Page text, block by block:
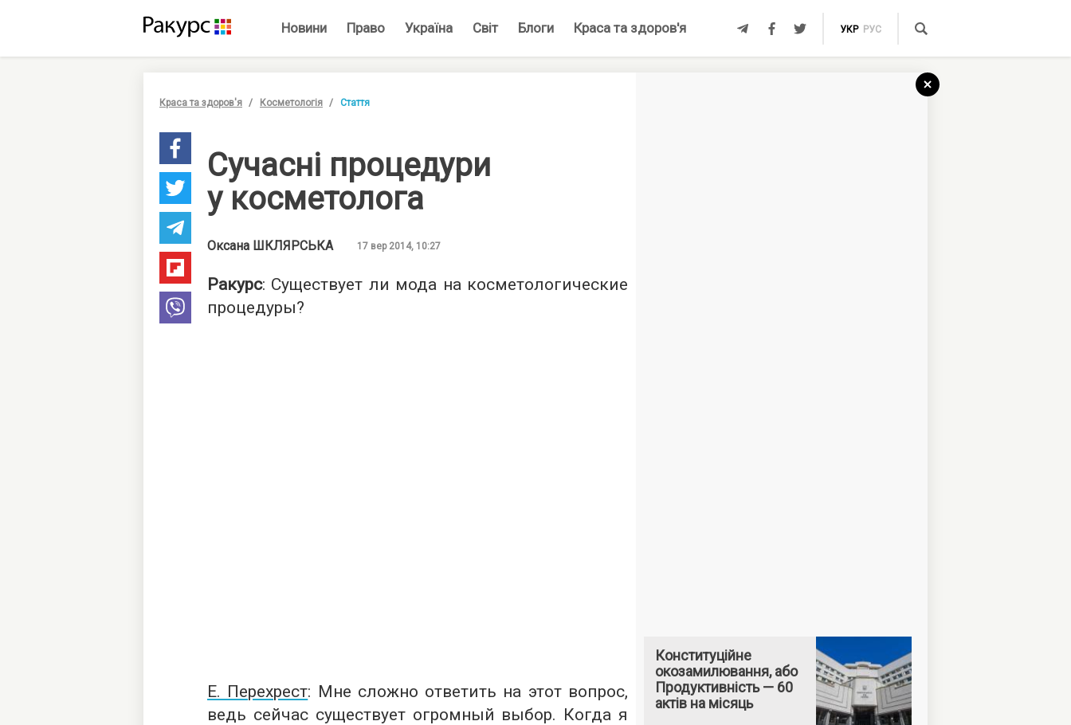
Новини Право Україна Світ Блоги Краса та здоров'я УКР РУС
Краса та здоров'я Косметологія Стаття
Сучасні процедури
у косметолога
Оксана ШКЛЯРСЬКА 17 вер 2014, 10:27
Ракурс: Существует ли мода на косметологические
процедуры?
Е. Перехрест: Мне сложно ответить на этот вопрос,
ведь сейчас существует огромный выбор. Когда я
Конституційне
окозамилювання, або
Продуктивність — 60
актів на місяць